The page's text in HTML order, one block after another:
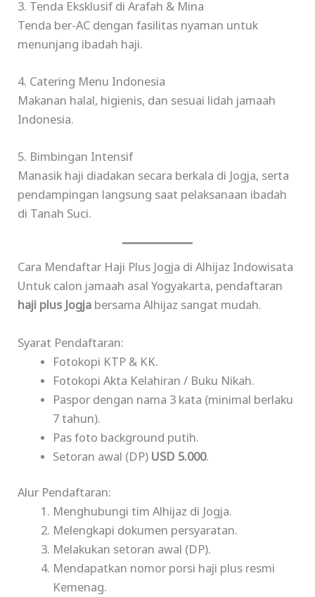
3. Tenda Eksklusif di Arafah & Mina
Tenda ber-AC dengan fasilitas nyaman untuk
menunjang ibadah haji.
4. Catering Menu Indonesia
Makanan halal, higienis, dan sesuai lidah jamaah
Indonesia.
5. Bimbingan Intensif
Manasik haji diadakan secara berkala di Jogja, serta
pendampingan langsung saat pelaksanaan ibadah
di Tanah Suci.
Cara Mendaftar Haji Plus Jogja di Alhijaz Indowisata
Untuk calon jamaah asal Yogyakarta, pendaftaran
haji plus Jogja bersama Alhijaz sangat mudah.
Syarat Pendaftaran:
Fotokopi KTP & KK.
Fotokopi Akta Kelahiran / Buku Nikah.
Paspor dengan nama 3 kata (minimal berlaku
7 tahun).
Pas foto background putih.
Setoran awal (DP) USD 5.000.
Alur Pendaftaran:
Menghubungi tim Alhijaz di Jogja.
Melengkapi dokumen persyaratan.
Melakukan setoran awal (DP).
Mendapatkan nomor porsi haji plus resmi
Kemenag.